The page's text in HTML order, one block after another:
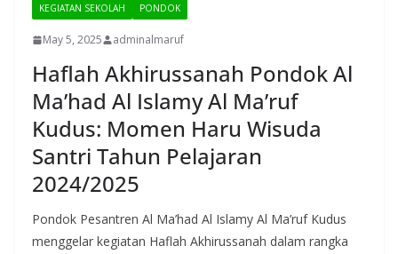
KEGIATAN SEKOLAH PONDOK
May 5, 2025 adminalmaruf
Haflah Akhirussanah Pondok Al
Ma’had Al Islamy Al Ma’ruf
Kudus: Momen Haru Wisuda
Santri Tahun Pelajaran
2024/2025
Pondok Pesantren Al Ma’had Al Islamy Al Ma’ruf Kudus
menggelar kegiatan Haflah Akhirussanah dalam rangka